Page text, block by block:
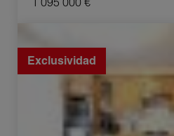
Exclusividad